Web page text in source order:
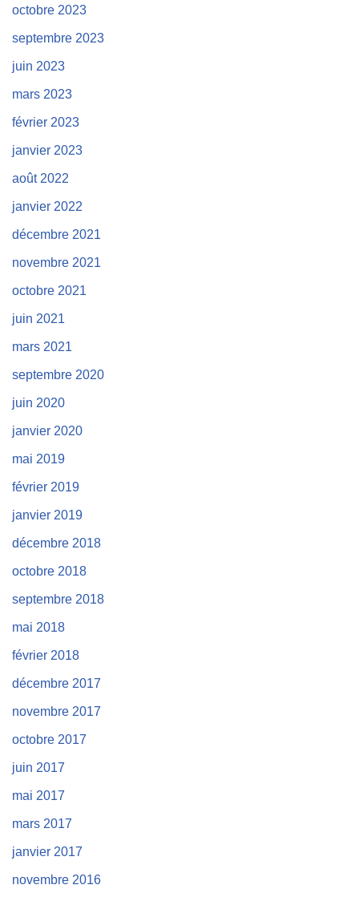
octobre 2023
septembre 2023
juin 2023
mars 2023
février 2023
janvier 2023
août 2022
janvier 2022
décembre 2021
novembre 2021
octobre 2021
juin 2021
mars 2021
septembre 2020
juin 2020
janvier 2020
mai 2019
février 2019
janvier 2019
décembre 2018
octobre 2018
septembre 2018
mai 2018
février 2018
décembre 2017
novembre 2017
octobre 2017
juin 2017
mai 2017
mars 2017
janvier 2017
novembre 2016